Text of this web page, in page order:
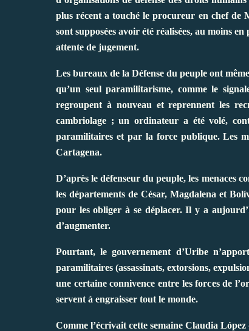
plus récent a touché le procureur en chef de
sont supposées avoir été réalisées, au moins
attente de jugement.
Les bureaux de la Défense du peuple ont
qu’un seul paramilitarisme, comme le
regroupent à nouveau et reprennent les
cambriolage ; un ordinateur a été volé,
paramilitaires et par la force publique. Les
Cartagena.
D’après le défenseur du peuple, les menaces
les départements de César, Magdalena et
pour les obliger à se déplacer. Il y a
d’augmenter.
Pourtant, le gouvernement d’Uribe
paramilitaires (assassinats, extorsions,
une certaine connivence entre les forces de
servent à engraisser tout le monde.
Comme l’écrivait cette semaine Claudia